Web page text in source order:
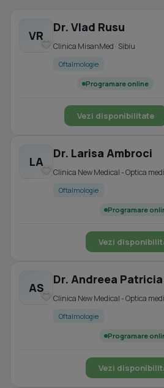
VR
Dr. Vlad Rusu
Clinica MisanMed · Sibiu
Oftalmologie
Programare online
Vezi disponibilitate
LA
Dr. Larisa Ambroci
Clinica New Medical - Optica
Oftalmologie
Programare
Vezi
AS
Dr. Andreea
Clinica New Medical - Optica
Oftalmologie
Programare
Vezi